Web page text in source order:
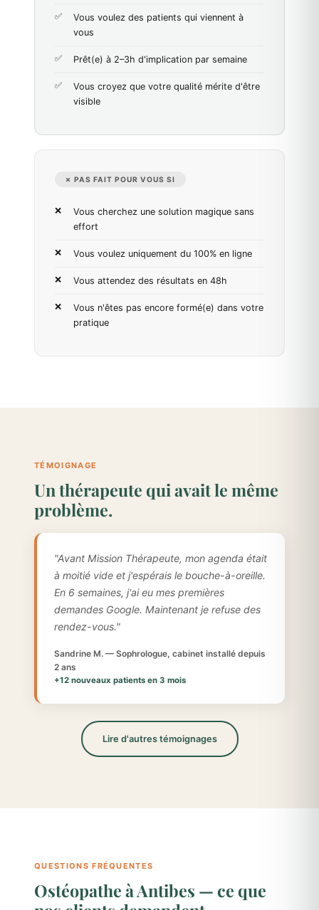
Vous voulez des patients qui viennent à
vous
Prêt(e) à 2–3h d'implication par semaine
Vous croyez que votre qualité mérite d'être
visible
✗ PAS FAIT POUR VOUS SI
Vous cherchez une solution magique sans
effort
Vous voulez uniquement du 100% en ligne
Vous attendez des résultats en 48h
Vous n'êtes pas encore formé(e) dans votre
pratique
TÉMOIGNAGE
Un thérapeute qui avait le même
problème.
"Avant Mission Thérapeute, mon agenda était
à moitié vide et j'espérais le bouche-à-oreille.
En 6 semaines, j'ai eu mes premières
demandes Google. Maintenant je refuse des
rendez-vous."
Sandrine M. — Sophrologue, cabinet installé depuis
2 ans
+12 nouveaux patients en 3 mois
Lire d'autres témoignages
QUESTIONS FRÉQUENTES
Ostéopathe à Antibes — ce que